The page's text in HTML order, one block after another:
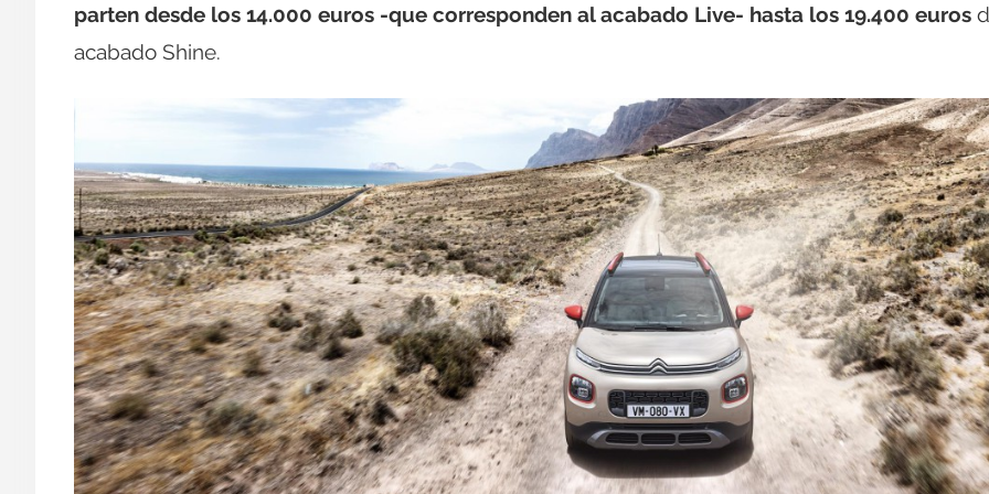
parten desde los 14.000 euros -que corresponden al acabado Live- hasta los 19.400 euros
acabado Shine.